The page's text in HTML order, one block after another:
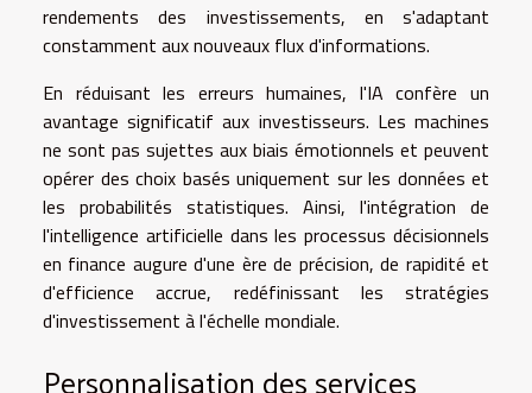
rendements des investissements, en s'adaptant
constamment aux nouveaux flux d'informations.
En réduisant les erreurs humaines, l'IA confère un
avantage significatif aux investisseurs. Les machines
ne sont pas sujettes aux biais émotionnels et peuvent
opérer des choix basés uniquement sur les données et
les probabilités statistiques. Ainsi, l'intégration de
l'intelligence artificielle dans les processus décisionnels
en finance augure d'une ère de précision, de rapidité et
d'efficience accrue, redéfinissant les stratégies
d'investissement à l'échelle mondiale.
Personnalisation des services